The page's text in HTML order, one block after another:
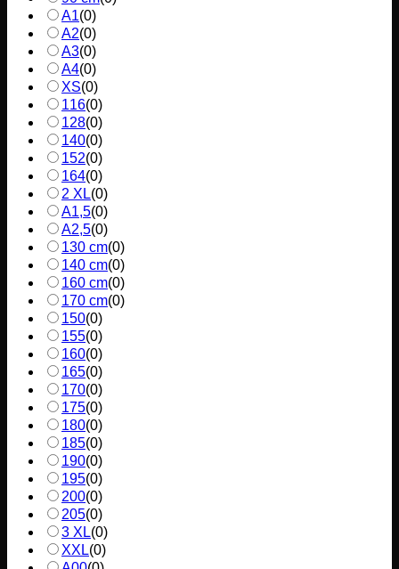
A1(0)
A2(0)
A3(0)
A4(0)
XS(0)
116(0)
128(0)
140(0)
152(0)
164(0)
2 XL(0)
A1,5(0)
A2,5(0)
130 cm(0)
140 cm(0)
160 cm(0)
170 cm(0)
150(0)
155(0)
160(0)
165(0)
170(0)
175(0)
180(0)
185(0)
190(0)
195(0)
200(0)
205(0)
3 XL(0)
XXL(0)